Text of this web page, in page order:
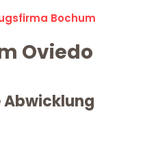
Bochum
Oviedo
Abwicklung